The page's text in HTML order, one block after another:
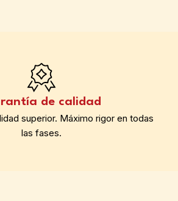
de calidad
superior. Máximo rigor en todas
las fases.